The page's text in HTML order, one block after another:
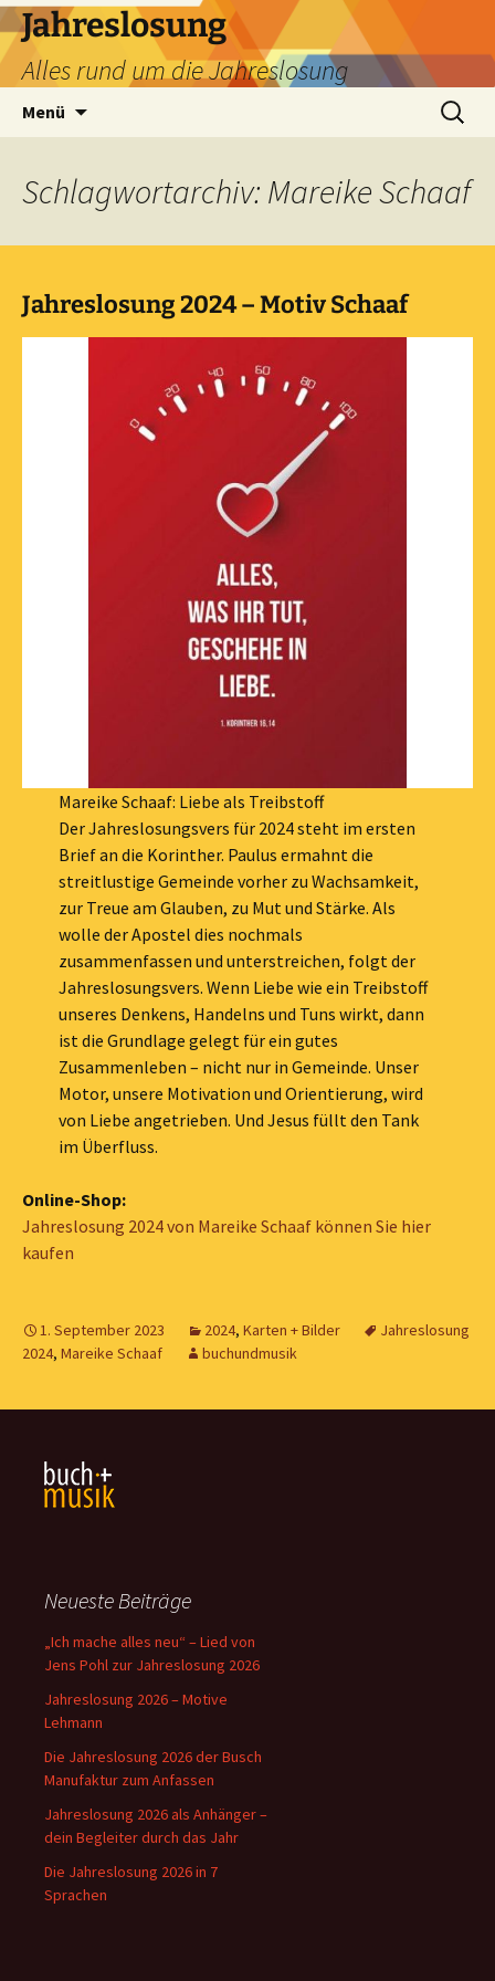
Zum
Inhalt
springen
Jahreslosung
Alles rund um die Jahreslosung
Menü
Suchen
nach:
Schlagwortarchiv: Mareike Schaaf
Jahreslosung 2024 – Motiv Schaaf
Mareike Schaaf: Liebe als Treibstoff
Der Jahreslosungsvers für 2024 steht im ersten
Brief an die Korinther. Paulus ermahnt die
streitlustige Gemeinde vorher zu Wachsamkeit,
zur Treue am Glauben, zu Mut und Stärke. Als
wolle der Apostel dies nochmals
zusammenfassen und unterstreichen, folgt der
Jahreslosungsvers. Wenn Liebe wie ein Treibstoff
unseres Denkens, Handelns und Tuns wirkt, dann
ist die Grundlage gelegt für ein gutes
Zusammenleben – nicht nur in Gemeinde. Unser
Motor, unsere Motivation und Orientierung, wird
von Liebe angetrieben. Und Jesus füllt den Tank
im Überfluss.
Online-Shop:
Jahreslosung 2024 von Mareike Schaaf können Sie hier
kaufen
1. September 2023 2024, Karten + Bilder
Jahreslosung
2024, Mareike Schaaf buchundmusik
Neueste Beiträge
„Ich mache alles neu“ – Lied von
Jens Pohl zur Jahreslosung 2026
Jahreslosung 2026 – Motive
Lehmann
Die Jahreslosung 2026 der Busch
Manufaktur zum Anfassen
Jahreslosung 2026 als Anhänger –
dein Begleiter durch das Jahr
Die Jahreslosung 2026 in 7
Sprachen